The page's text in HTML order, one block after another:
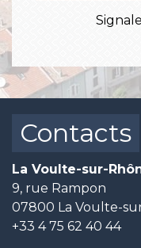
Contacts
La Voulte-sur-
9, rue Rampon
07800 La Voulte-
+33 4 75 62 40 44